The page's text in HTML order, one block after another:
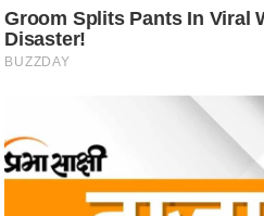
फि
ट
मं
त्रा